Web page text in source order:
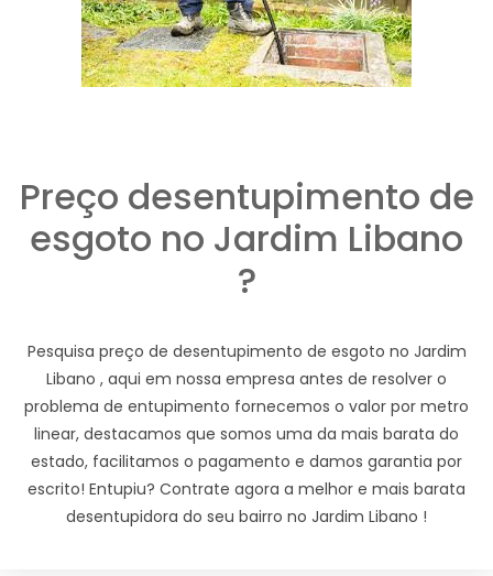
Preço desentupimento de
esgoto no Jardim Libano
?
Pesquisa preço de desentupimento de esgoto no Jardim
Libano , aqui em nossa empresa antes de resolver o
problema de entupimento fornecemos o valor por metro
linear, destacamos que somos uma da mais barata do
estado, facilitamos o pagamento e damos garantia por
escrito! Entupiu? Contrate agora a melhor e mais barata
desentupidora do seu bairro no Jardim Libano !